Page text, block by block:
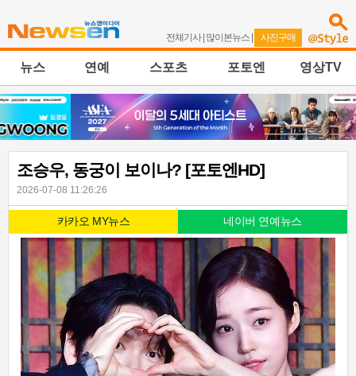
전체기사| 많이본뉴스 | 사진구매
뉴스 연예 스포츠 포토엔 영상TV
조승우, 동궁이 보이나? [포토엔HD]
2026-07-08 11:26:26
카카오 MY뉴스 네이버 연예뉴스